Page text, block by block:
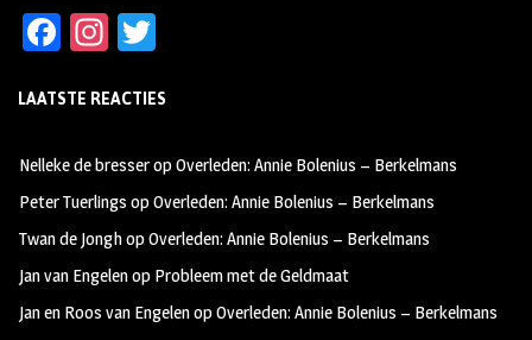
Fa
b
oo
k
In
ag
m
tt
LAATSTE REACTIES
Nelleke de bresseropOverleden: Annie Bolenius – Berkelmans
Peter Tuerlings opOverleden: Annie Bolenius – Berkelmans
Twan de JonghopOverleden: Annie Bolenius – Berkelmans
Jan van Engelenop Probleem met de Geldmaat
Jan en Roos van EngelenopOverleden: Annie Bolenius – Berkelmans